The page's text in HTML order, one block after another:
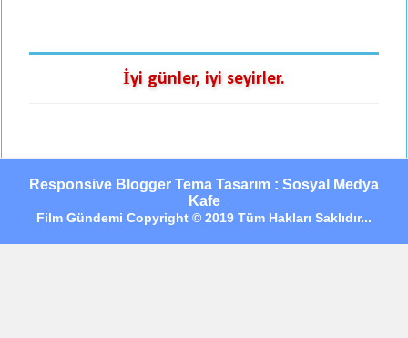
İyi günler, iyi seyirler.
Responsive Blogger Tema Tasarım : Sosyal Medya
Kafe
Film Gündemi Copyright © 2019 Tüm Hakları Saklıdır...